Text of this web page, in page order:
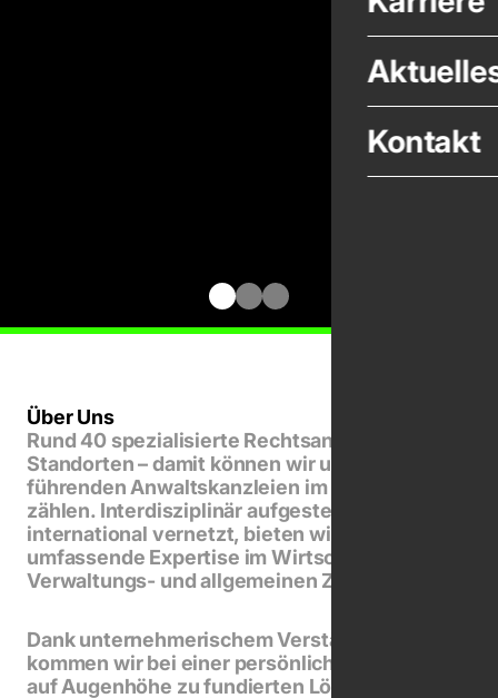
Kontakt
Gehe zu Folie 1
Gehe zu Folie 2
Gehe zu Folie 3
Über Uns
Rund 40 spezialisierte Rechtsanwälte an zwei
Standorten – damit können wir uns zu den
führenden Anwaltskanzleien im Südwesten
zählen. Interdisziplinär aufgestellt und
international vernetzt, bieten wir eine
umfassende Expertise im Wirtschafts-,
Verwaltungs- und allgemeinen Zivilrecht.
Dank unternehmerischem Verständnis
kommen wir bei einer persönlichen Beratung
auf Augenhöhe zu fundierten Lösungen für